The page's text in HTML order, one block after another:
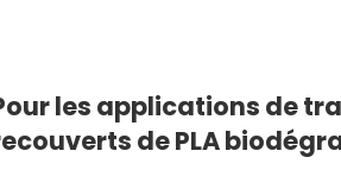
les applications de
de PLA